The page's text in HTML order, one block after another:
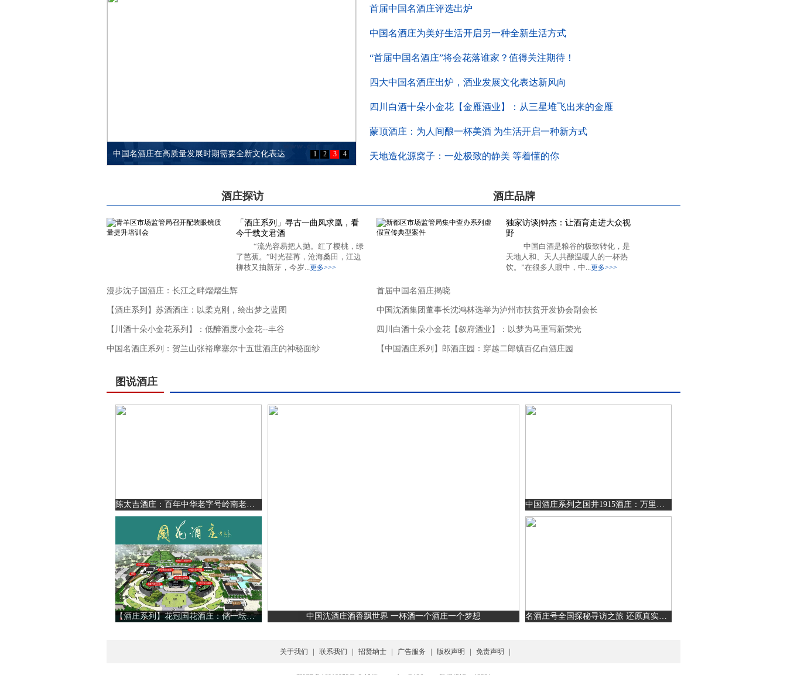
1 2 3 4
中国名酒庄在高质量发展时期需要全新文化表达
首届中国名酒庄评选出炉
中国名酒庄为美好生活开启另一种全新生活方式
“首届中国名酒庄”将会花落谁家？值得关注期待！
四大中国名酒庄出炉，酒业发展文化表达新风向
四川白酒十朵小金花【金雁酒业】：从三星堆飞出来的金雁
蒙顶酒庄：为人间酿一杯美酒 为生活开启一种新方式
天地造化源窝子：一处极致的静美 等着懂的你
酒庄探访 酒庄品牌
「酒庄系列」寻古一曲凤求凰，看
今千载文君酒
“流光容易把人抛。红了樱桃，绿
了芭蕉。”时光荏苒，沧海桑田，江边
柳枝又抽新芽，今岁... 更多>>>
漫步沈子国酒庄：长江之畔熠熠生辉
【酒庄系列】苏酒酒庄：以柔克刚，绘出梦之蓝图
【川酒十朵小金花系列】：低醉酒度小金花--丰谷
中国名酒庄系列：贺兰山张裕摩塞尔十五世酒庄的神秘面纱
独家访谈|钟杰：让酒育走进大众视
野
中国白酒是粮谷的极致转化，是
天地人和、天人共酿温暖人的一杯热
饮。”在很多人眼中，中... 更多>>>
首届中国名酒庄揭晓
中国沈酒集团董事长沈鸿林选举为泸州市扶贫开发协会副会长
四川白酒十朵小金花【叙府酒业】：以梦为马重写新荣光
【中国酒庄系列】郎酒庄园：穿越二郎镇百亿白酒庄园
图说酒庄
【酒庄系列】花冠国花酒庄：储一坛酒，藏一份情 中国沈酒庄酒香飘世界 一杯酒一个酒庄一个梦想
关于我们 | 联系我们 | 招贤纳士 | 广告服务 | 版权声明 | 免责声明 |